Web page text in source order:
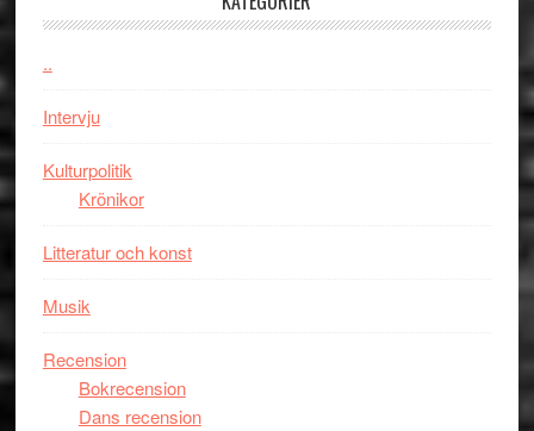
människans
imponerande
..
Intervju
Kulturpolitik
Krönikor
Litteratur och konst
Musik
Recension
Bokrecension
Dans recension